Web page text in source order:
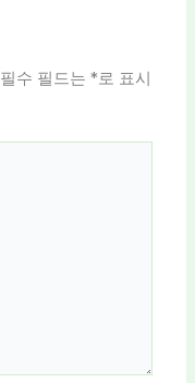
필수 필드는*로 표시